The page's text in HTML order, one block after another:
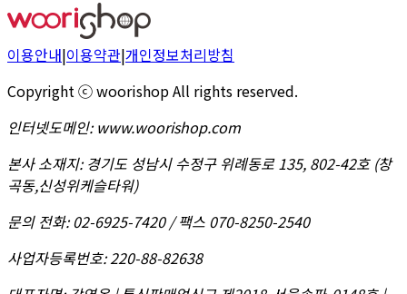
이용안내|이용약관|개인정보처리방침
Copyright ⓒ woorishop All rights reserved.
인터넷도메인:www.woorishop.com
본사 소재지:경기도 성남시 수정구 위례동로 135, 802-42호 (창
곡동,신성위케슬타워)
문의 전화:02-6925-7420 / 팩스 070-8250-2540
사업자등록번호:220-88-82638